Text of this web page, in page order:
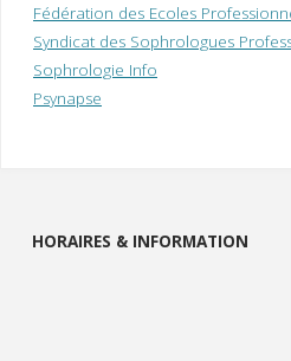
Fédération des Ecoles
Syndicat des Sophrologues
Sophrologie Info
Psynapse
HORAIRES & INFORMATION